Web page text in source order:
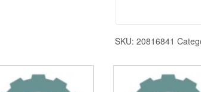
SKU: 20816841